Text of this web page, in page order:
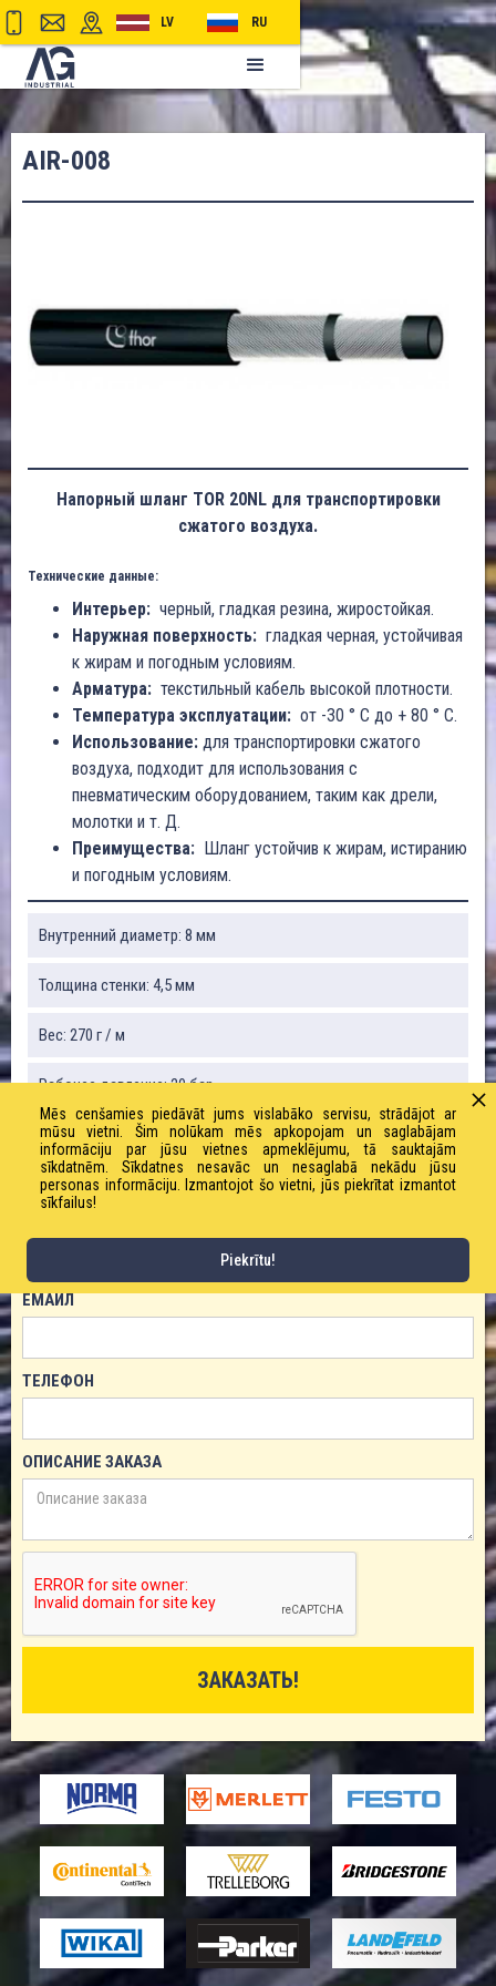
LV RU
AIR-008
Напорный шланг TOR 20NL для транспортировки
сжатого воздуха.
Технические данные:
Интерьер: черный, гладкая резина, жиростойкая.
Наружная поверхность: гладкая черная, устойчивая
к жирам и погодным условиям.
Арматура: текстильный кабель высокой плотности.
Температура эксплуатации: от -30 ° C до + 80 ° C.
Использование: для транспортировки сжатого
воздуха, подходит для использования с
пневматическим оборудованием, таким как дрели,
молотки и т. Д.
Преимущества: Шланг устойчив к жирам, истиранию
и погодным условиям.
Внутренний диаметр: 8 мм
Толщина стенки: 4,5 мм
Вес: 270 г / м
Рабочее давление: 20 бар
ЗАКАЗАТЬ ТОВАР!
ЕМАЙЛ
ТЕЛЕФОН
ОПИСАНИЕ ЗАКАЗА
Mēs cenšamies piedāvāt jums vislabāko servisu, strādājot ar
mūsu vietni. Šim nolūkam mēs apkopojam un saglabājam
informāciju par jūsu vietnes apmeklējumu, tā sauktajām
sīkdatnēm. Sīkdatnes nesavāc un nesaglabā nekādu jūsu
personas informāciju. Izmantojot šo vietni, jūs piekrītat izmantot
sīkfailus!
Piekrītu!